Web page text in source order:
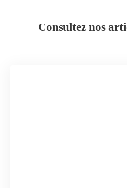
Consultez nos